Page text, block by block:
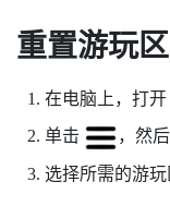
重置游玩区
在电脑上，打开
单击 ，然
选择所需的游玩